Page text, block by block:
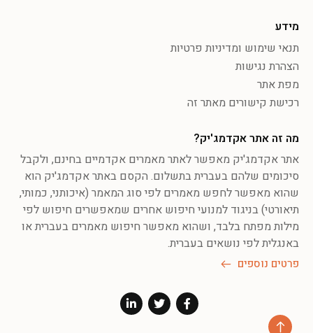
מידע
תנאי שימוש ומדיניות פרטיות
הצהרת נגישות
מפת אתר
רכישת קישורים מאתר זה
מה זה אתר אקדמג'יק?
אתר אקדמג'יק מאפשר לאתר מאמרים אקדמיים בחינם, ולקבל
סיכומים שלהם בעברית בתשלום. הקסם באתר אקדמג'יק הוא
שהוא מאפשר לחפש מאמרים לפי סוג המאמר (איכותני, כמותי,
תיאורטי) בניגוד למנועי חיפוש אחרים שמאפשרים חיפוש לפי
מילות מפתח בלבד, ושהוא מאפשר חיפוש מאמרים בעברית או
באנגלית לפי נושאים בעברית.
פרטים נוספים